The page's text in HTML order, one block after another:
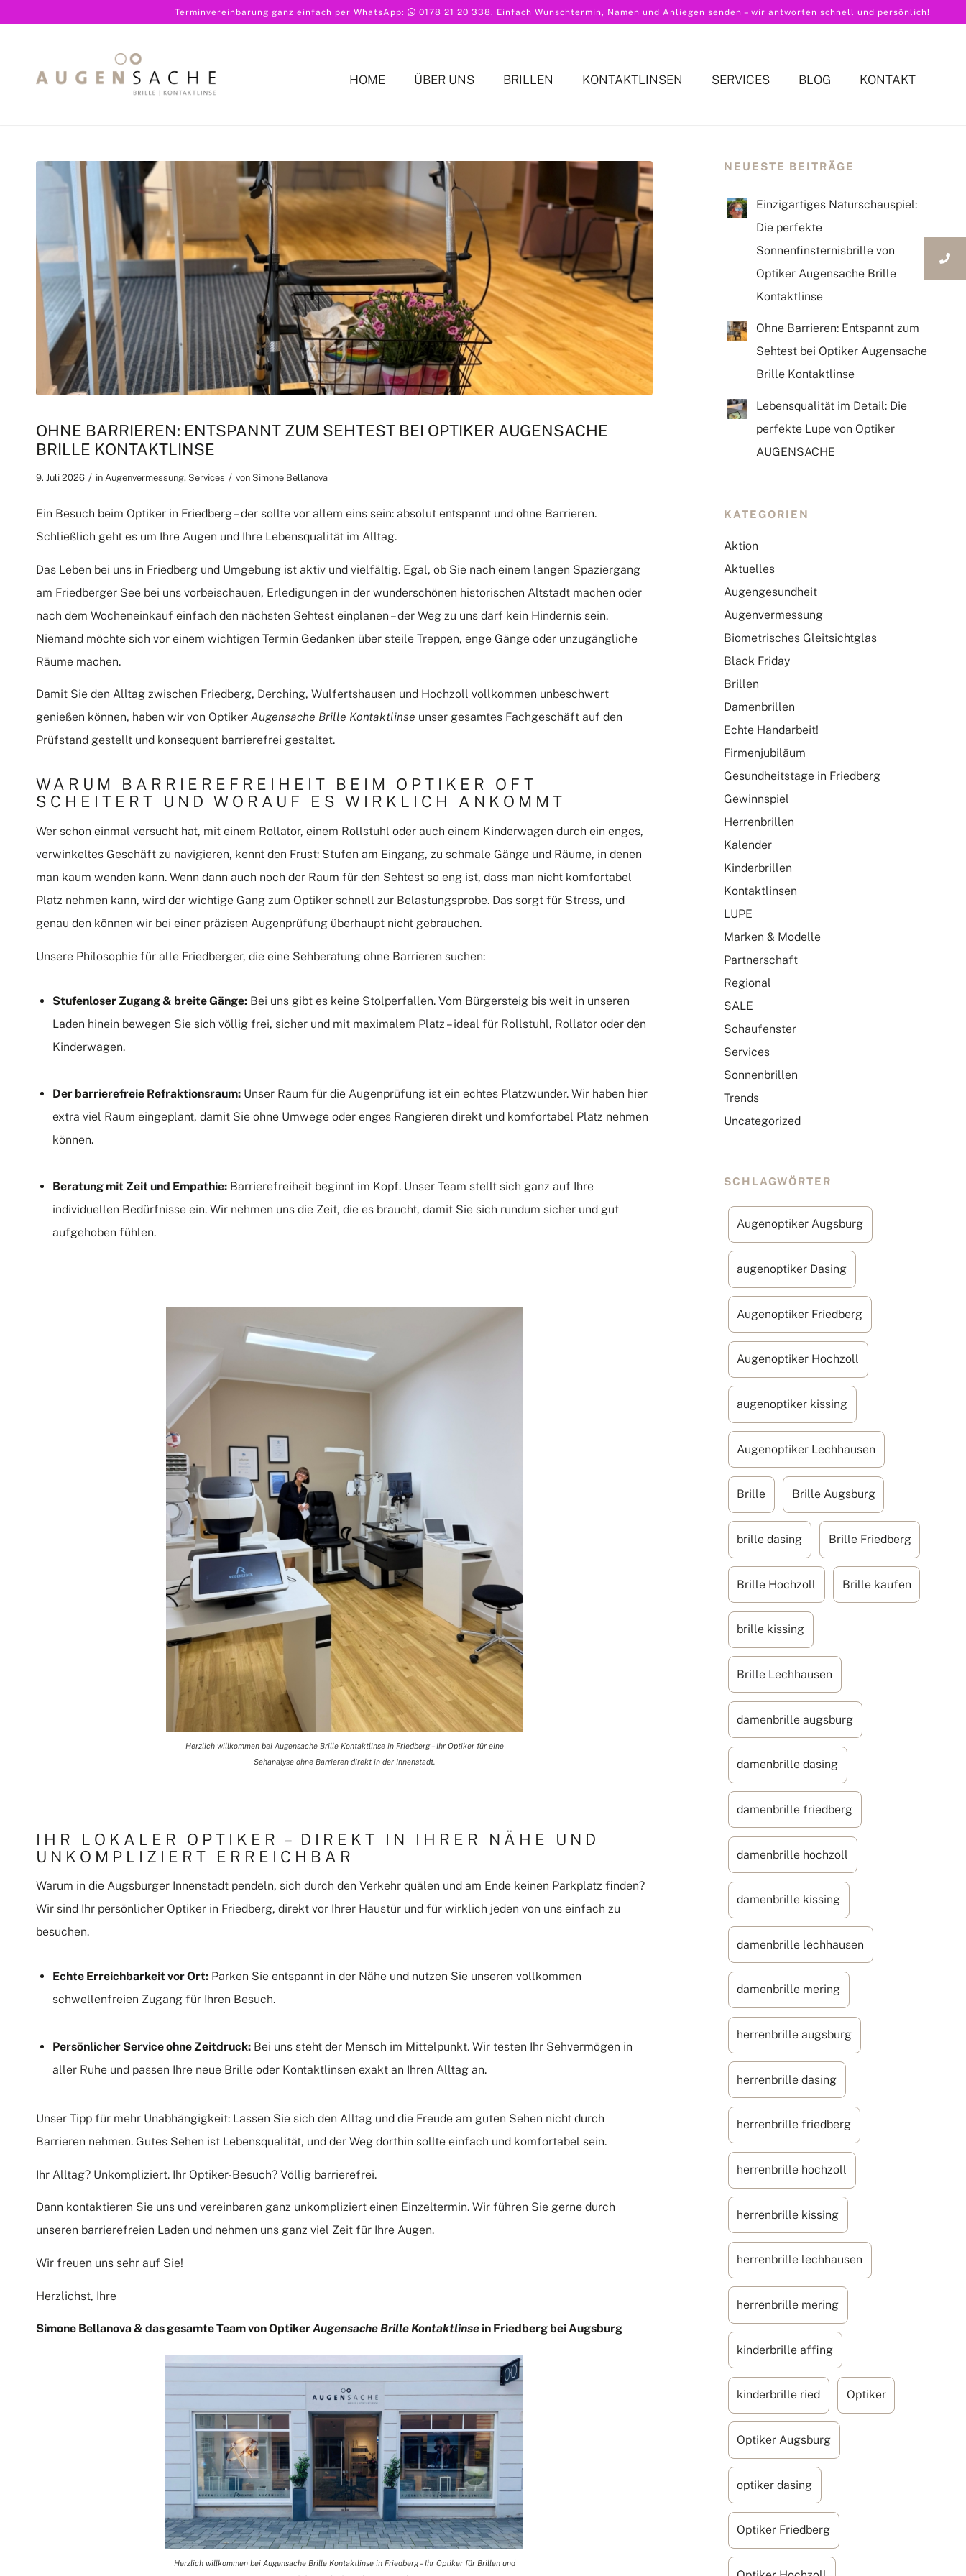
Terminvereinbarung ganz einfach per WhatsApp: 0178 21 20 338. Einfach Wunschtermin, Namen und Anliegen senden – wir antworten schnell und persönlich!
HOME ÜBER UNS BRILLEN KONTAKTLINSEN SERVICES BLOG KONTAKT
OHNE BARRIEREN: ENTSPANNT ZUM SEHTEST BEI OPTIKER AUGENSACHE
BRILLE KONTAKTLINSE
9. Juli 2026 / in Augenvermessung, Services / von Simone Bellanova
Ein Besuch beim Optiker in Friedberg – der sollte vor allem eins sein: absolut entspannt und ohne Barrieren.
Schließlich geht es um Ihre Augen und Ihre Lebensqualität im Alltag.
Das Leben bei uns in Friedberg und Umgebung ist aktiv und vielfältig. Egal, ob Sie nach einem langen Spaziergang
am Friedberger See bei uns vorbeischauen, Erledigungen in der wunderschönen historischen Altstadt machen oder
nach dem Wocheneinkauf einfach den nächsten Sehtest einplanen – der Weg zu uns darf kein Hindernis sein.
Niemand möchte sich vor einem wichtigen Termin Gedanken über steile Treppen, enge Gänge oder unzugängliche
Räume machen.
Damit Sie den Alltag zwischen Friedberg, Derching, Wulfertshausen und Hochzoll vollkommen unbeschwert
genießen können, haben wir von Optiker Augensache Brille Kontaktlinse unser gesamtes Fachgeschäft auf den
Prüfstand gestellt und konsequent barrierefrei gestaltet.
WARUM BARRIEREFREIHEIT BEIM OPTIKER OFT
SCHEITERT UND WORAUF ES WIRKLICH ANKOMMT
Wer schon einmal versucht hat, mit einem Rollator, einem Rollstuhl oder auch einem Kinderwagen durch ein enges,
verwinkeltes Geschäft zu navigieren, kennt den Frust: Stufen am Eingang, zu schmale Gänge und Räume, in denen
man kaum wenden kann. Wenn dann auch noch der Raum für den Sehtest so eng ist, dass man nicht komfortabel
Platz nehmen kann, wird der wichtige Gang zum Optiker schnell zur Belastungsprobe. Das sorgt für Stress, und
genau den können wir bei einer präzisen Augenprüfung überhaupt nicht gebrauchen.
Unsere Philosophie für alle Friedberger, die eine Sehberatung ohne Barrieren suchen:
Stufenloser Zugang & breite Gänge: Bei uns gibt es keine Stolperfallen. Vom Bürgersteig bis weit in unseren
Laden hinein bewegen Sie sich völlig frei, sicher und mit maximalem Platz – ideal für Rollstuhl, Rollator oder den
Kinderwagen.
Der barrierefreie Refraktionsraum: Unser Raum für die Augenprüfung ist ein echtes Platzwunder. Wir haben hier
extra viel Raum eingeplant, damit Sie ohne Umwege oder enges Rangieren direkt und komfortabel Platz nehmen
können.
Beratung mit Zeit und Empathie: Barrierefreiheit beginnt im Kopf. Unser Team stellt sich ganz auf Ihre
individuellen Bedürfnisse ein. Wir nehmen uns die Zeit, die es braucht, damit Sie sich rundum sicher und gut
aufgehoben fühlen.
Herzlich willkommen bei Augensache Brille Kontaktlinse in Friedberg – Ihr Optiker für eine
Sehanalyse ohne Barrieren direkt in der Innenstadt.
IHR LOKALER OPTIKER – DIREKT IN IHRER NÄHE UND
UNKOMPLIZIERT ERREICHBAR
Warum in die Augsburger Innenstadt pendeln, sich durch den Verkehr quälen und am Ende keinen Parkplatz finden?
Wir sind Ihr persönlicher Optiker in Friedberg, direkt vor Ihrer Haustür und für wirklich jeden von uns einfach zu
besuchen.
Echte Erreichbarkeit vor Ort: Parken Sie entspannt in der Nähe und nutzen Sie unseren vollkommen
schwellenfreien Zugang für Ihren Besuch.
Persönlicher Service ohne Zeitdruck: Bei uns steht der Mensch im Mittelpunkt. Wir testen Ihr Sehvermögen in
aller Ruhe und passen Ihre neue Brille oder Kontaktlinsen exakt an Ihren Alltag an.
Unser Tipp für mehr Unabhängigkeit: Lassen Sie sich den Alltag und die Freude am guten Sehen nicht durch
Barrieren nehmen. Gutes Sehen ist Lebensqualität, und der Weg dorthin sollte einfach und komfortabel sein.
Ihr Alltag? Unkompliziert. Ihr Optiker-Besuch? Völlig barrierefrei.
Dann kontaktieren Sie uns und vereinbaren ganz unkompliziert einen Einzeltermin. Wir führen Sie gerne durch
unseren barrierefreien Laden und nehmen uns ganz viel Zeit für Ihre Augen.
Wir freuen uns sehr auf Sie!
Herzlichst, Ihre
Simone Bellanova & das gesamte Team von OptikerAugensache Brille Kontaktlinse in Friedberg bei Augsburg
Herzlich willkommen bei Augensache Brille Kontaktlinse in Friedberg – Ihr Optiker für Brillen und
NEUESTE BEITRÄGE
Einzigartiges Naturschauspiel:
Die perfekte
Sonnenfinsternisbrille von
Optiker Augensache Brille
Kontaktlinse
Ohne Barrieren: Entspannt zum
Sehtest bei Optiker Augensache
Brille Kontaktlinse
Lebensqualität im Detail: Die
perfekte Lupe von Optiker
AUGENSACHE
KATEGORIEN
Aktion
Aktuelles
Augengesundheit
Augenvermessung
Biometrisches Gleitsichtglas
Black Friday
Brillen
Damenbrillen
Echte Handarbeit!
Firmenjubiläum
Gesundheitstage in Friedberg
Gewinnspiel
Herrenbrillen
Kalender
Kinderbrillen
Kontaktlinsen
LUPE
Marken & Modelle
Partnerschaft
Regional
SALE
Schaufenster
Services
Sonnenbrillen
Trends
Uncategorized
SCHLAGWÖRTER
Augenoptiker Augsburg
augenoptiker Dasing
Augenoptiker Friedberg
Augenoptiker Hochzoll
augenoptiker kissing
Augenoptiker Lechhausen
Brille Brille Augsburg
brille dasing Brille Friedberg
Brille Hochzoll Brille kaufen
brille kissing
Brille Lechhausen
damenbrille augsburg
damenbrille dasing
damenbrille friedberg
damenbrille hochzoll
damenbrille kissing
damenbrille lechhausen
damenbrille mering
herrenbrille augsburg
herrenbrille dasing
herrenbrille friedberg
herrenbrille hochzoll
herrenbrille kissing
herrenbrille lechhausen
herrenbrille mering
kinderbrille affing
kinderbrille ried Optiker
Optiker Augsburg
optiker dasing
Optiker Friedberg